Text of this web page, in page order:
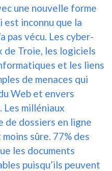
une nouvelle forme
est inconnu que la
pas vécu. Les cyber-
de Troie, les logiciels
et les liens
de menaces qui
Web et envers
Les milléniaux
de dossiers en ligne
sûre. 77% des
les documents
puisqu’ils peuvent